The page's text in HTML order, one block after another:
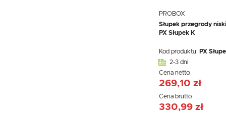
PROBOX
Słupek przegrody
PX Słupek K
Kod produktu: PX
2-3 dni
Cena netto:
269,10 zł
Cena brutto:
330,99 zł